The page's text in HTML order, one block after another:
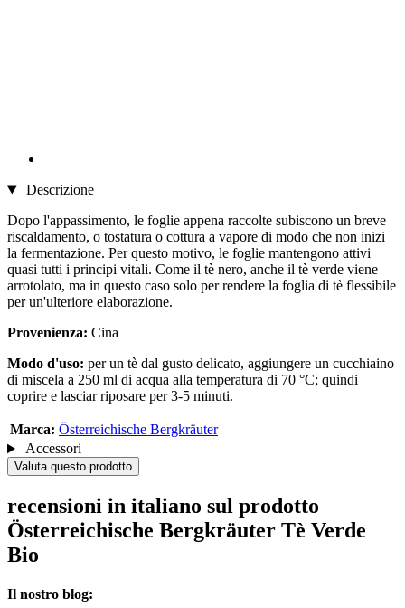
Descrizione
Dopo l'appassimento, le foglie appena raccolte subiscono un breve
riscaldamento, o tostatura o cottura a vapore di modo che non inizi
la fermentazione. Per questo motivo, le foglie mantengono attivi
quasi tutti i principi vitali. Come il tè nero, anche il tè verde viene
arrotolato, ma in questo caso solo per rendere la foglia di tè flessibile
per un'ulteriore elaborazione.
Provenienza: Cina
Modo d'uso: per un tè dal gusto delicato, aggiungere un cucchiaino
di miscela a 250 ml di acqua alla temperatura di 70 °C; quindi
coprire e lasciar riposare per 3-5 minuti.
Marca: Österreichische Bergkräuter
Accessori
Valuta questo prodotto
recensioni in italiano sul prodotto
Österreichische Bergkräuter Tè Verde
Bio
Il nostro blog: